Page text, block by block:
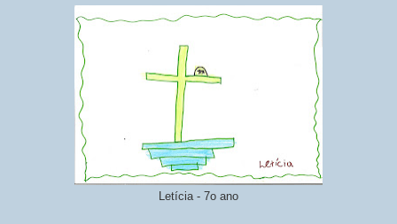
Letícia - 7o ano